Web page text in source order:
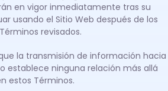
en vigor inmediatamente tras su
usando el Sitio Web después de los
revisados.
la transmisión de información hacia
establece ninguna relación más allá
estos Términos.